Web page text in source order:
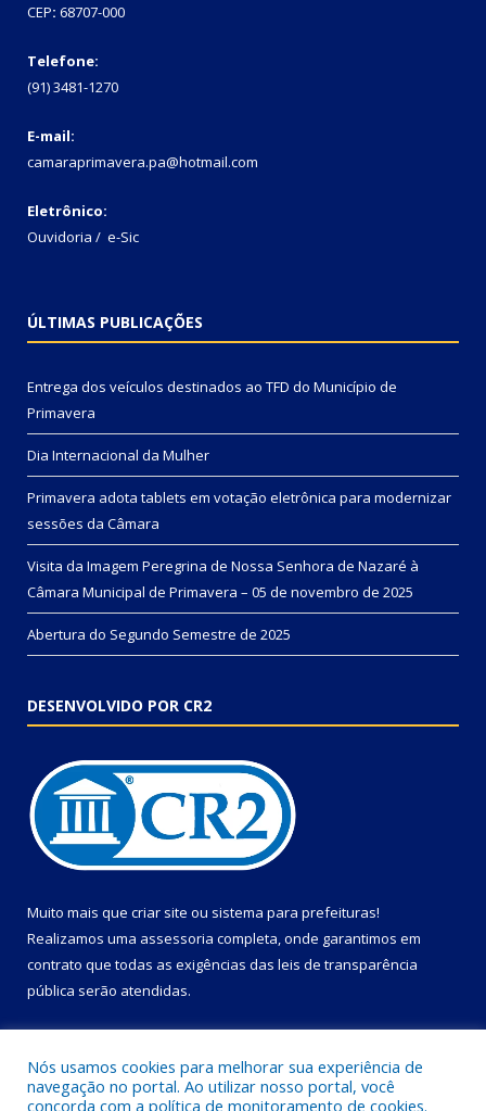
CEP: 68707-000
Telefone:
(91) 3481-1270
E-mail:
camaraprimavera.pa@hotmail.com
Eletrônico:
Ouvidoria / e-Sic
ÚLTIMAS PUBLICAÇÕES
Entrega dos veículos destinados ao TFD do Município de
Primavera
Dia Internacional da Mulher
Primavera adota tablets em votação eletrônica para modernizar
sessões da Câmara
Visita da Imagem Peregrina de Nossa Senhora de Nazaré à
Câmara Municipal de Primavera – 05 de novembro de 2025
Abertura do Segundo Semestre de 2025
DESENVOLVIDO POR CR2
Muito mais que criar site ou sistema para prefeituras!
Realizamos uma assessoria completa, onde garantimos em
contrato que todas as exigências das leis de transparência
pública serão atendidas.
Nós usamos cookies para melhorar sua experiência de
navegação no portal. Ao utilizar nosso portal, você
concorda com a política de monitoramento de cookies.